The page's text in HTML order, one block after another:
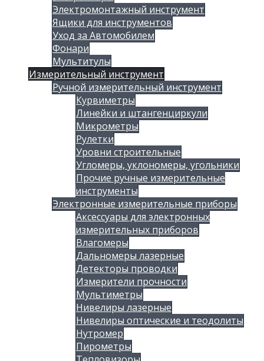
Электромонтажный инструмент
Ящики для инструментов
Уход за Автомобилем
Фонари
Мультитулы
Измерительный инструмент
Ручной измерительный инструмент
Курвиметры
Линейки и штангенциркули
Микрометры
Рулетки
Уровни строительные
Угломеры, уклономеры, угольники
Прочие ручные измерительные
инструменты
Электронные измерительные приборы
Аксессуары для электронных
измерительных приборов
Влагомеры
Дальномеры лазерные
Детекторы проводки
Измерители прочности
Мультиметры
Нивелиры лазерные
Нивелиры оптические и теодолиты
Нутромер
Пирометры